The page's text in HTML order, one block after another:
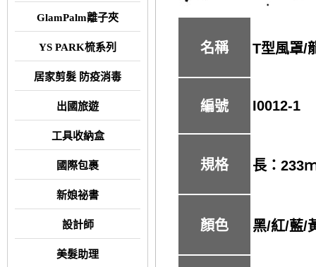
GlamPalm離子夾
YS PARK梳系列
居家剪髮 防疫消毒
出國旅遊
工具收納盒
國際包裹
新娘祕書
設計師
美髮助理
名稱 T型風罩/
編號 I0012-1
規格 長： 233
顏色 黑/紅/藍/